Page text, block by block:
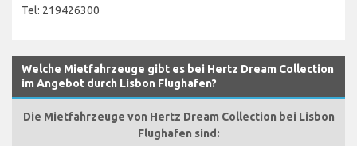
Tel: 219426300
Welche Mietfahrzeuge gibt es bei Hertz Dream Collection
im Angebot durch Lisbon Flughafen?
Die Mietfahrzeuge von Hertz Dream Collection bei Lisbon
Flughafen sind: